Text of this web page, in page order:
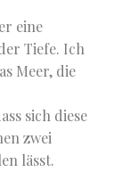
eine
Tiefe. Ich
Meer, die
sich diese
zwei
lässt.